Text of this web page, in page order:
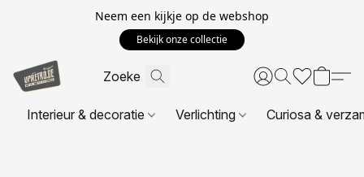
Neem een kijkje op de webshop
Bekijk onze collectie
Interieur & decoratie Verlichting Curiosa &